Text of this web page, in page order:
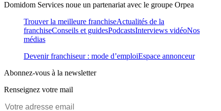
Domidom Services noue un partenariat avec le groupe Orpea
Trouver la meilleure franchiseActualités de la
franchiseConseils et guidesPodcastsInterviews vidéoNos
médias
Devenir franchiseur : mode d’emploiEspace annonceur
Abonnez-vous à la newsletter
Renseignez votre mail